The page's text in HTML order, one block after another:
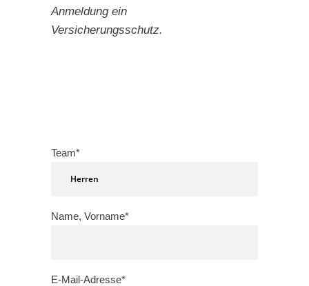
Anmeldung ein
Versicherungsschutz.
Team*
Name, Vorname*
E-Mail-Adresse*